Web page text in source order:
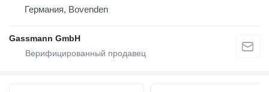
Германия, Bovenden
Gassmann GmbH